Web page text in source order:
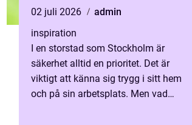
02 juli 2026
admin
inspiration
I en storstad som Stockholm är
säkerhet alltid en prioritet. Det är
viktigt att känna sig trygg i sitt hem
och på sin arbetsplats. Men vad